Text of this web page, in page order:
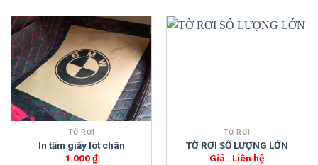
TỜ RƠI
In tấm giấy lót chân
1.000₫
TỜ RƠI
TỜ RƠI SỐ LƯỢNG LỚN
Giá : Liên hệ